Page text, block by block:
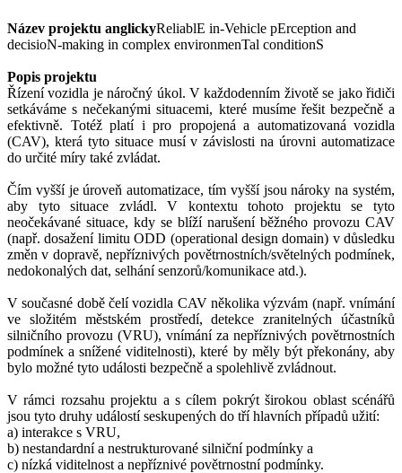
Název projektu anglickyReliablE in-Vehicle pErception and
decisioN-making in complex environmenTal conditionS
Popis projektu
Řízení vozidla je náročný úkol. V každodenním životě se jako řidiči
setkáváme s nečekanými situacemi, které musíme řešit bezpečně a
efektivně. Totéž platí i pro propojená a automatizovaná vozidla
(CAV), která tyto situace musí v závislosti na úrovni automatizace
do určité míry také zvládat.
Čím vyšší je úroveň automatizace, tím vyšší jsou nároky na systém,
aby tyto situace zvládl. V kontextu tohoto projektu se tyto
neočekávané situace, kdy se blíží narušení běžného provozu CAV
(např. dosažení limitu ODD (operational design domain) v důsledku
změn v dopravě, nepříznivých povětrnostních/světelných podmínek,
nedokonalých dat, selhání senzorů/komunikace atd.).
V současné době čelí vozidla CAV několika výzvám (např. vnímání
ve složitém městském prostředí, detekce zranitelných účastníků
silničního provozu (VRU), vnímání za nepříznivých povětrnostních
podmínek a snížené viditelnosti), které by měly být překonány, aby
bylo možné tyto události bezpečně a spolehlivě zvládnout.
V rámci rozsahu projektu a s cílem pokrýt širokou oblast scénářů
jsou tyto druhy událostí seskupených do tří hlavních případů užití:
a) interakce s VRU,
b) nestandardní a nestrukturované silniční podmínky a
c) nízká viditelnost a nepříznivé povětrnostní podmínky.